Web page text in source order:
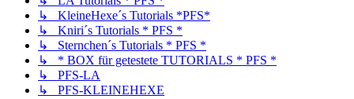
↳ KleineHexe´s Tutorials *PFS*
↳ Kniri´s Tutorials * PFS *
↳ Sternchen´s Tutorials * PFS *
↳ * BOX für getestete TUTORIALS * PFS *
↳ PFS-LA
↳ PFS-KLEINEHEXE